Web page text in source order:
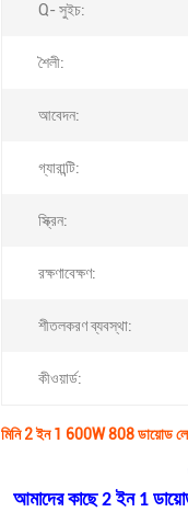
Q- সুইচ:
শৈলী:
আবেদন:
গ্যারান্টি:
স্ক্রিন:
রক্ষণাবেক্ষণ:
শীতলকরণ ব্যবস্থা:
কীওয়ার্ড:
মিনি 2 ইন 1 600W 808 ডায়োড
আমাদের কাছে 2 ইন 1